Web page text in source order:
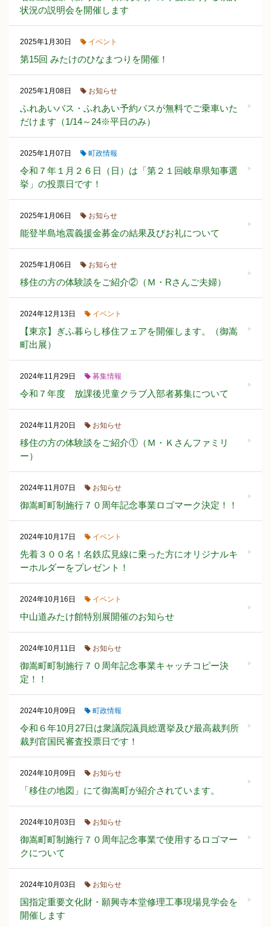
状況の説明会を開催します
2025年1月30日 イベント
第15回 みたけのひなまつりを開催！
2025年1月08日 お知らせ
ふれあいバス・ふれあい予約バスが無料でご乗車いた
だけます（1/14～24※平日のみ）
2025年1月07日 町政情報
令和７年１月２６日（日）は「第２１回岐阜県知事選
挙」の投票日です！
2025年1月06日 お知らせ
能登半島地震義援金募金の結果及びお礼について
2025年1月06日 お知らせ
移住の方の体験談をご紹介②（Ｍ・Rさんご夫婦）
2024年12月13日 イベント
【東京】ぎふ暮らし移住フェアを開催します。（御嵩
町出展）
2024年11月29日 募集情報
令和７年度 放課後児童クラブ入部者募集について
2024年11月20日 お知らせ
移住の方の体験談をご紹介①（Ｍ・Ｋさんファミリ
ー）
2024年11月07日 お知らせ
御嵩町町制施行７０周年記念事業ロゴマーク決定！！
2024年10月17日 イベント
先着３００名！名鉄広見線に乗った方にオリジナルキ
ーホルダーをプレゼント！
2024年10月16日 イベント
中山道みたけ館特別展開催のお知らせ
2024年10月11日 お知らせ
御嵩町町制施行７０周年記念事業キャッチコピー決
定！！
2024年10月09日 町政情報
令和６年10月27日は衆議院議員総選挙及び最高裁判所
裁判官国民審査投票日です！
2024年10月09日 お知らせ
「移住の地図」にて御嵩町が紹介されています。
2024年10月03日 お知らせ
御嵩町町制施行７０周年記念事業で使用するロゴマー
クについて
2024年10月03日 お知らせ
国指定重要文化財・願興寺本堂修理工事現場見学会を
開催します